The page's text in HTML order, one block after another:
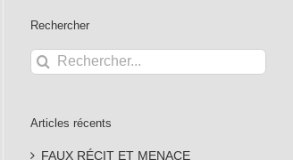
Rechercher
Rechercher:
Articles récents
FAUX RÉCIT ET MENACE